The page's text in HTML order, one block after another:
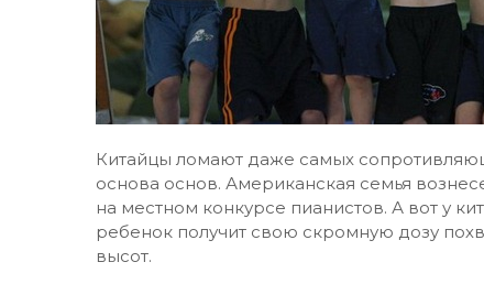
Китайцы ломают даже самых
основа основ. Американская семья
на местном конкурсе пианистов. А вот у
ребенок получит свою скромную дозу
высот.